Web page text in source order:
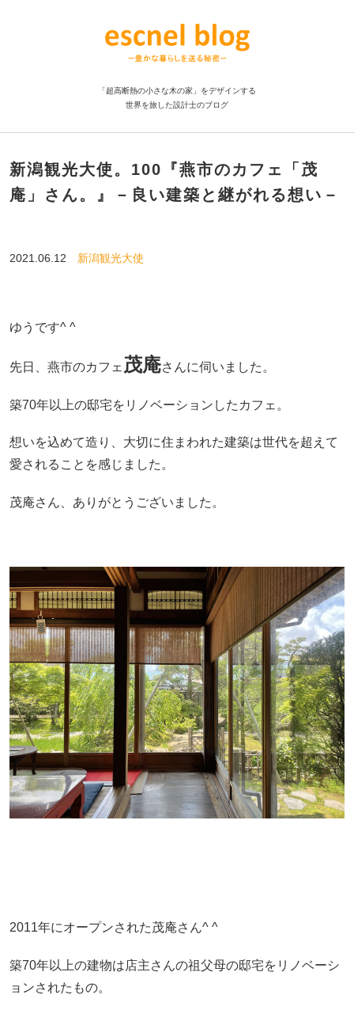
「超高断熱の小さな木の家」をデザインする
世界を旅した設計士のブログ
新潟観光大使。100『燕市のカフェ「茂
庵」さん。』－良い建築と継がれる想い－
2021.06.12 新潟観光大使
ゆうです^ ^
先日、燕市のカフェ 茂庵さんに伺いました。
築70年以上の邸宅をリノベーションしたカフェ。
想いを込めて造り、大切に住まわれた建築は世代を超えて
愛されることを感じました。
茂庵さん、ありがとうございました。
2011年にオープンされた茂庵さん^ ^
築70年以上の建物は店主さんの祖父母の邸宅をリノベーシ
ョンされたもの。